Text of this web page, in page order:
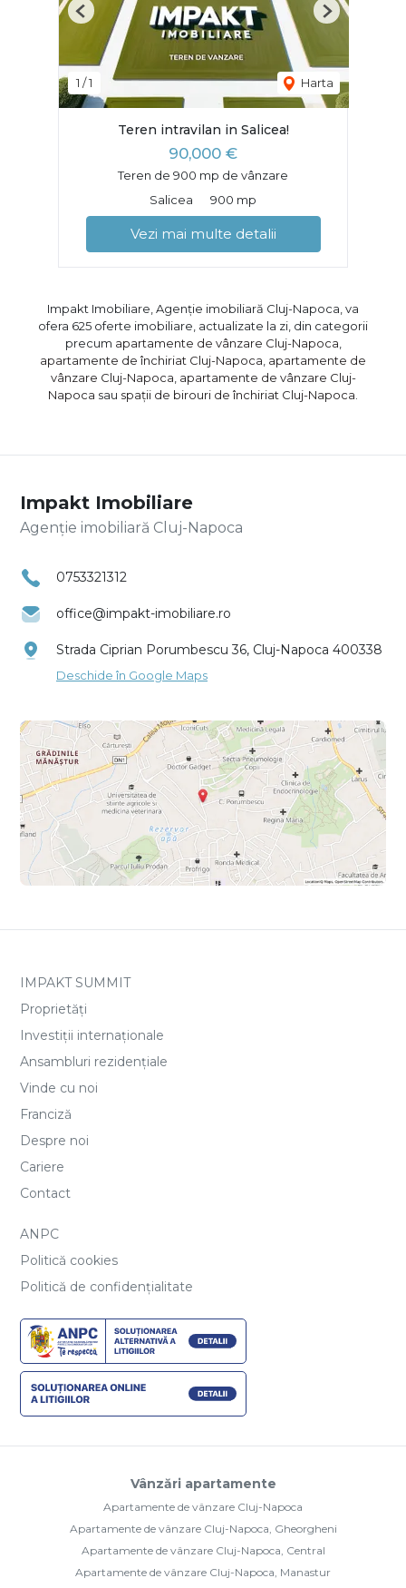
1 /1 Harta
Previous Next
Teren intravilan in Salicea!
90,000 €
Teren de 900 mp de vânzare
Salicea
900 mp
Vezi mai multe detalii
Impakt Imobiliare, Agenție imobiliară Cluj-Napoca, va
ofera 625 oferte imobiliare, actualizate la zi, din categorii
precum apartamente de vânzare Cluj-Napoca
apartamente de închiriat Cluj-Napoca apartamente de
vânzare Cluj-Napoca apartamente de vânzare Cluj-
Napoca sau spații de birouri de închiriat Cluj-Napoca
Impakt Imobiliare
Agenție imobiliară Cluj-Napoca
0753321312
office@impakt-imobiliare.ro
Strada Ciprian Porumbescu 36, Cluj-Napoca 400338
Deschide în Google Maps
IMPAKT SUMMIT
Proprietăți
Investiții internaționale
Ansambluri rezidențiale
Vinde cu noi
Franciză
Despre noi
Cariere
Contact
ANPC
Politică cookies
Politică de confidențialitate
Vânzări apartamente
Apartamente de vânzare Cluj-Napoca
Apartamente de vânzare Cluj-Napoca, Gheorgheni
Apartamente de vânzare Cluj-Napoca, Central
Apartamente de vânzare Cluj-Napoca, Manastur